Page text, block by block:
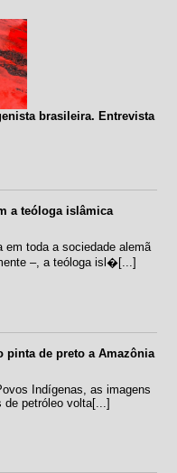
brasileira. Entrevista
a teóloga islâmica
em toda a sociedade alemã
–, a teóloga isl�[...]
pinta de preto a Amazônia
Indígenas, as imagens
de petróleo volta[...]